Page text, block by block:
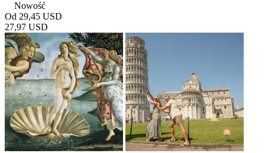
Nowość
Od 29,45 USD
27,97 USD